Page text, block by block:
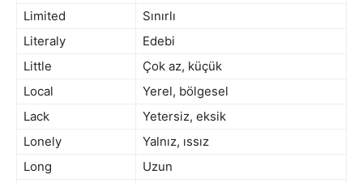
Limited
Sınırlı
Literaly
Edebi
Little
Çok az, küçük
Local
Yerel, bölgesel
Lack
Yetersiz, eksik
Lonely
Yalnız, ıssız
Long
Uzun